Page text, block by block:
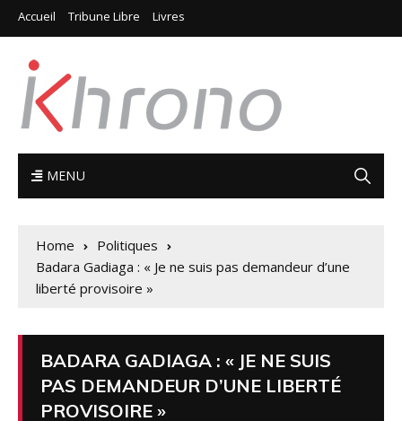
Accueil Tribune Libre Livres
MENU
Home
Politiques
Badara Gadiaga : « Je ne suis pas demandeur d’une
liberté provisoire »
BADARA GADIAGA : « JE NE SUIS
PAS DEMANDEUR D’UNE LIBERTÉ
PROVISOIRE »